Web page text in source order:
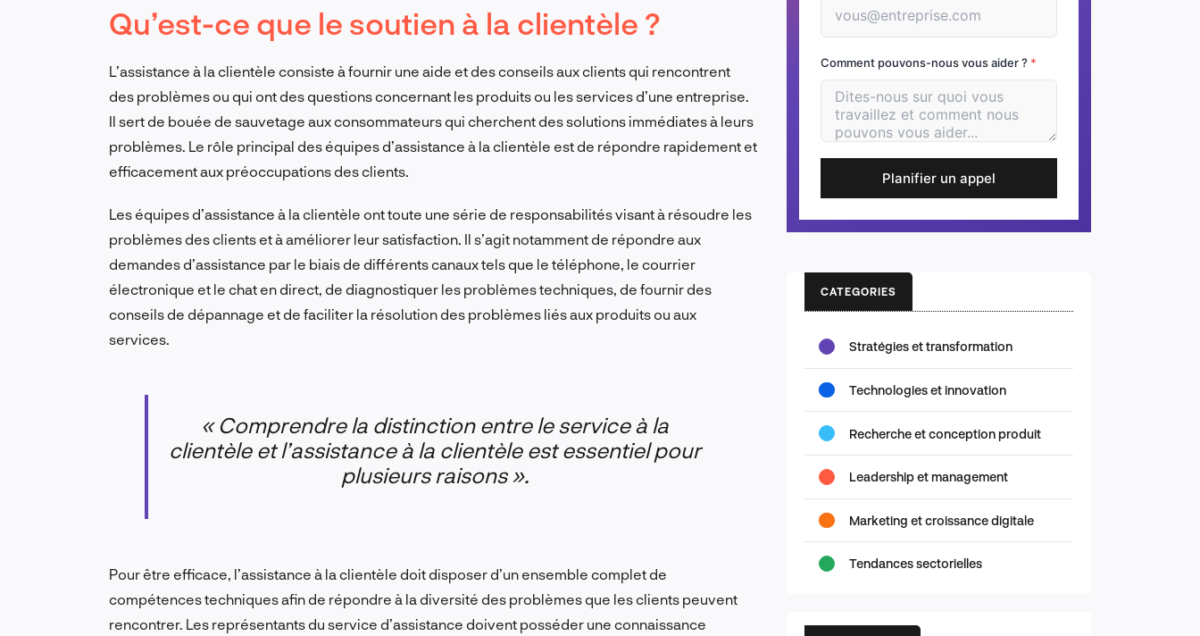
Qu’est-ce que le soutien à la clientèle ?
L’assistance à la clientèle consiste à fournir une aide et des conseils aux clients qui rencontrent
des problèmes ou qui ont des questions concernant les produits ou les services d’une entreprise.
Il sert de bouée de sauvetage aux consommateurs qui cherchent des solutions immédiates à leurs
problèmes. Le rôle principal des équipes d’assistance à la clientèle est de répondre rapidement et
efficacement aux préoccupations des clients.
Les équipes d’assistance à la clientèle ont toute une série de responsabilités visant à résoudre les
problèmes des clients et à améliorer leur satisfaction. Il s’agit notamment de répondre aux
demandes d’assistance par le biais de différents canaux tels que le téléphone, le courrier
électronique et le chat en direct, de diagnostiquer les problèmes techniques, de fournir des
conseils de dépannage et de faciliter la résolution des problèmes liés aux produits ou aux
services.
« Comprendre la distinction entre le service à la
clientèle et l’assistance à la clientèle est essentiel pour
plusieurs raisons ».
Pour être efficace, l’assistance à la clientèle doit disposer d’un ensemble complet de
compétences techniques afin de répondre à la diversité des problèmes que les clients peuvent
rencontrer. Les représentants du service d’assistance doivent posséder une connaissance
Comment pouvons-nous vous aider ? *
Planifier un appel
CATEGORIES
Stratégies et transformation
Technologies et innovation
Recherche et conception produit
Leadership et management
Marketing et croissance digitale
Tendances sectorielles